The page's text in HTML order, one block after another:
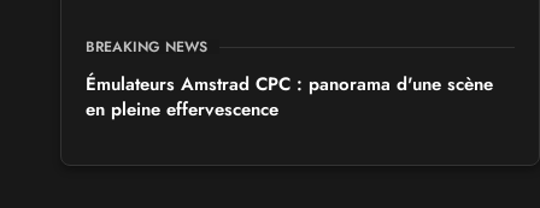
BREAKING NEWS
Émulateurs Amstrad CPC : panorama d'une scène
en pleine effervescence